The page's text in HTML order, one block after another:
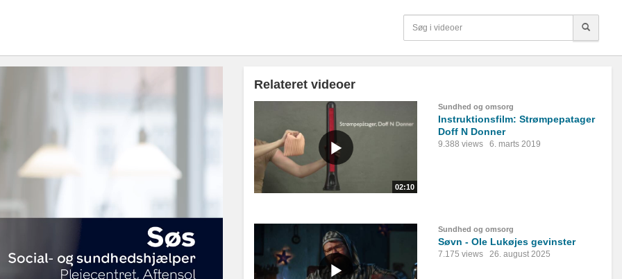
Relateret videoer
02:10
Sundhed og omsorg
Instruktionsfilm: Strømpepatager
Doff N Donner
9.388 views 6. marts 2019
Sundhed og omsorg
Søvn - Ole Lukøjes gevinster
7.175 views 26. august 2025